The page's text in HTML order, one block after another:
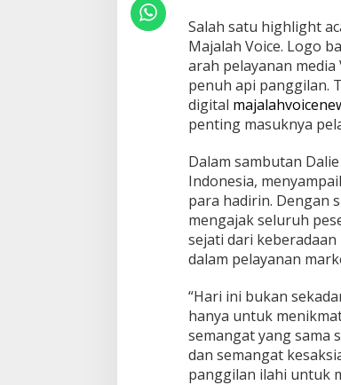
u
r
k
a
n
L
o
o
B
a
r
u
d
a
P
o
r
t
a
l
Salah satu highlight
Majalah Voice. Logo
arah pelayanan media
penuh api panggilan.
digital
penting masuknya
Dalam sambutan
Indonesia,
para hadirin. Dengan
mengajak seluruh
sejati dari
dalam pelayanan
“Hari ini bukan
hanya untuk
semangat yang sama
dan semangat
panggilan ilahi untuk